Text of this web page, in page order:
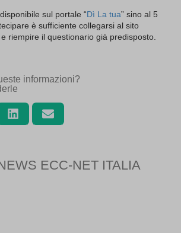
sul portale “Dì La tua” sino al 5
è sufficiente collegarsi al sito
e riempire il questionario già predisposto.
informazioni?
ECC-NET ITALIA